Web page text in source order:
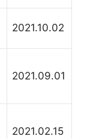
2021.10.02
2021.09.01
2021.02.15